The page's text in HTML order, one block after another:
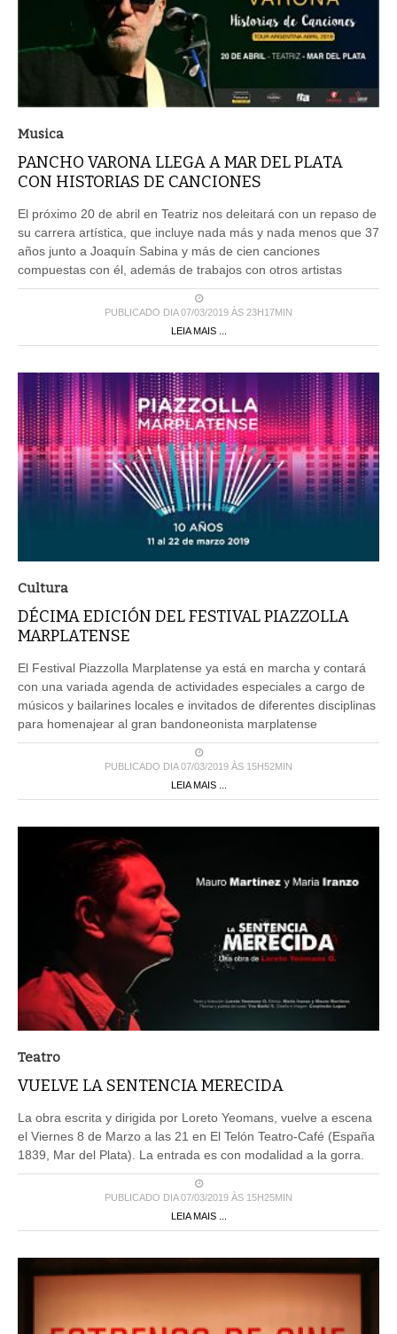
Musica
PANCHO VARONA LLEGA A MAR DEL PLATA
CON HISTORIAS DE CANCIONES
El próximo 20 de abril en Teatriz nos deleitará con un repaso de
su carrera artística, que incluye nada más y nada menos que 37
años junto a Joaquín Sabina y más de cien canciones
compuestas con él, además de trabajos con otros artistas
PUBLICADO DIA 07/03/2019 ÀS 23H17MIN
LEIA MAIS ...
Cultura
DÉCIMA EDICIÓN DEL FESTIVAL PIAZZOLLA
MARPLATENSE
El Festival Piazzolla Marplatense ya está en marcha y contará
con una variada agenda de actividades especiales a cargo de
músicos y bailarines locales e invitados de diferentes disciplinas
para homenajear al gran bandoneonista marplatense
PUBLICADO DIA 07/03/2019 ÀS 15H52MIN
LEIA MAIS ...
Teatro
VUELVE LA SENTENCIA MERECIDA
La obra escrita y dirigida por Loreto Yeomans, vuelve a escena
el Viernes 8 de Marzo a las 21 en El Telón Teatro-Café (España
1839, Mar del Plata). La entrada es con modalidad a la gorra.
PUBLICADO DIA 07/03/2019 ÀS 15H25MIN
LEIA MAIS ...